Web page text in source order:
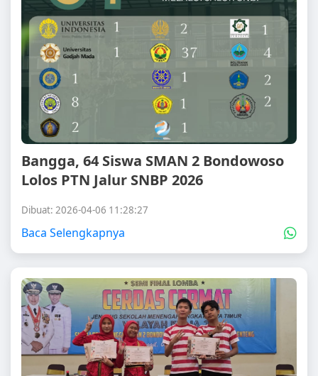
Bangga, 64 Siswa SMAN 2 Bondowoso
Lolos PTN Jalur SNBP 2026
Dibuat: 2026-04-06 11:28:27
Baca Selengkapnya